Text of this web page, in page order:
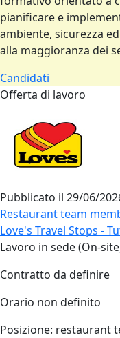
pianificare e
ambiente, sicurezza
alla maggioranza dei
Candidati
Offerta di lavoro
Pubblicato il 29/06/
Restaurant team
Love's Travel Stops -
Lavoro in sede (On-
Contratto da definire
Orario non definito
Posizione: restaurant